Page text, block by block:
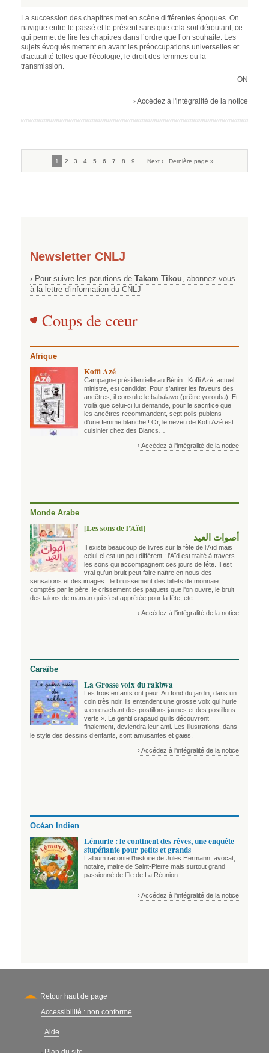
La succession des chapitres met en scène différentes époques. On
navigue entre le passé et le présent sans que cela soit déroutant, ce
qui permet de lire les chapitres dans l’ordre que l’on souhaite. Les
sujets évoqués mettent en avant les préoccupations universelles et
d'actualité telles que l'écologie, le droit des femmes ou la
transmission.
ON
› Accédez à l'intégralité de la notice
Pagination
Page
1 Page
2 Page
3 Page
4 Page
5 Page
6 Page
7 Page
8 Page
9
Page
Next ›
Dernière
Dernière page »
Newsletter CNLJ
› Pour suivre les parutions de Takam Tikou, abonnez-vous
à la lettre d'information du CNLJ
Coups de cœur
Afrique
Koffi Azé
Campagne présidentielle au Bénin : Koffi Azé, actuel
ministre, est candidat. Pour s’attirer les faveurs des
ancêtres, il consulte le babalawo (prêtre yorouba). Et
voilà que celui-ci lui demande, pour le sacrifice que
les ancêtres recommandent, sept poils pubiens
d’une femme blanche ! Or, le neveu de Koffi Azé est
cuisinier chez des Blancs…
› Accédez à l'intégralité de la notice
Monde Arabe
[Les sons de l’Aïd]
أصوات العيد
Il existe beaucoup de livres sur la fête de l’Aïd mais
celui-ci est un peu différent : l’Aïd est traité à travers
les sons qui accompagnent ces jours de fête. Il est
vrai qu’un bruit peut faire naître en nous des
sensations et des images : le bruissement des billets de monnaie
comptés par le père, le crissement des paquets que l'on ouvre, le bruit
des talons de maman qui s’est apprêtée pour la fête, etc.
› Accédez à l'intégralité de la notice
Caraïbe
La Grosse voix du rakbwa
Les trois enfants ont peur. Au fond du jardin, dans un
coin très noir, ils entendent une grosse voix qui hurle
« en crachant des postillons jaunes et des postillons
verts ». Le gentil crapaud qu’ils découvrent,
finalement, deviendra leur ami. Les illustrations, dans
le style des dessins d’enfants, sont amusantes et gaies.
› Accédez à l'intégralité de la notice
Océan Indien
Lémurie : le continent des rêves, une enquête
stupéfiante pour petits et grands
L’album raconte l’histoire de Jules Hermann, avocat,
notaire, maire de Saint-Pierre mais surtout grand
passionné de l’île de La Réunion.
› Accédez à l'intégralité de la notice
Retour haut de page
Secondary
Accessibilité : non conforme
- Aide